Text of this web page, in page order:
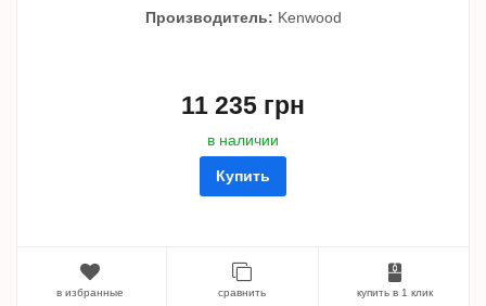
Производитель: Kenwood
11 235 грн
в наличии
Купить
в избранные сравнить купить в 1 клик